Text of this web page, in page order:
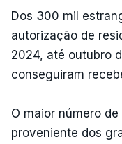
Dos 300 mil
autorização de
2024, até outubro
conseguiram
O maior número
proveniente dos